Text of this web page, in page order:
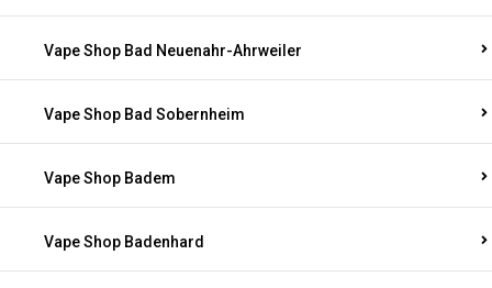
Vape Shop Bad Neuenahr-Ahrweiler
Vape Shop Bad Sobernheim
Vape Shop Badem
Vape Shop Badenhard